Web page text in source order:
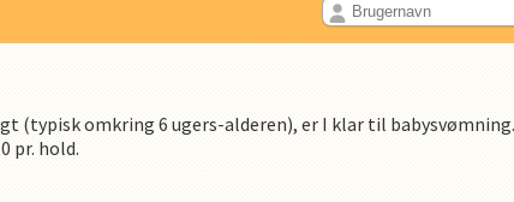
(typisk omkring 6 ugers-alderen), er I klar til
pr. hold.